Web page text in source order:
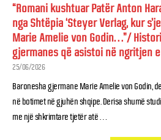
“Romani kushtuar Patër Anton
nga Shtëpia ‘Steyer Verlag, kur
Marie Amelie von Godin…”/
gjermanes që asistoi në ngritjen
25/06/2026
Baronesha gjermane Marie Amelie von Godin,
në botimet në gjuhën shqipe. Derisa shumë
me një shkrimtare tjetër atë …